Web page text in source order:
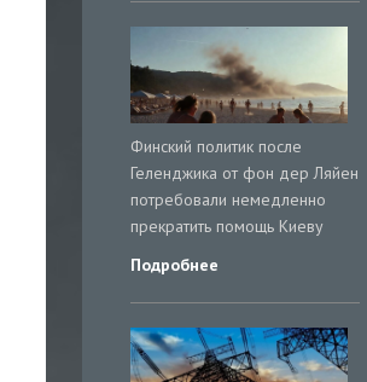
Финский политик после
Геленджика от фон дер Ляйен
потребовали немедленно
прекратить помощь Киеву
Подробнее